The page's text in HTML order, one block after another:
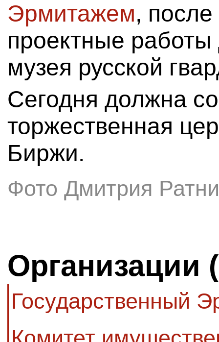
Эрмитажем,
проектные
музея русской
Сегодня должна
торжественная
Биржи.
Фото Дмитрия
Организации
Государственный